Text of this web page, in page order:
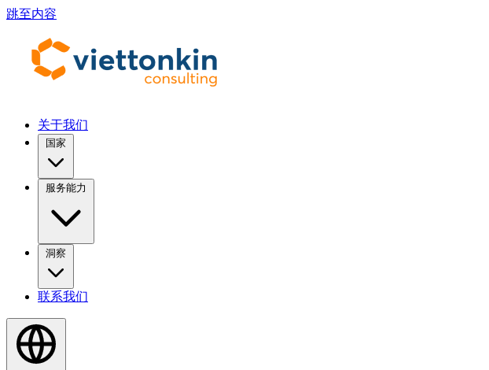
跳至内容
关于我们
国家
服务能力
洞察
联系我们